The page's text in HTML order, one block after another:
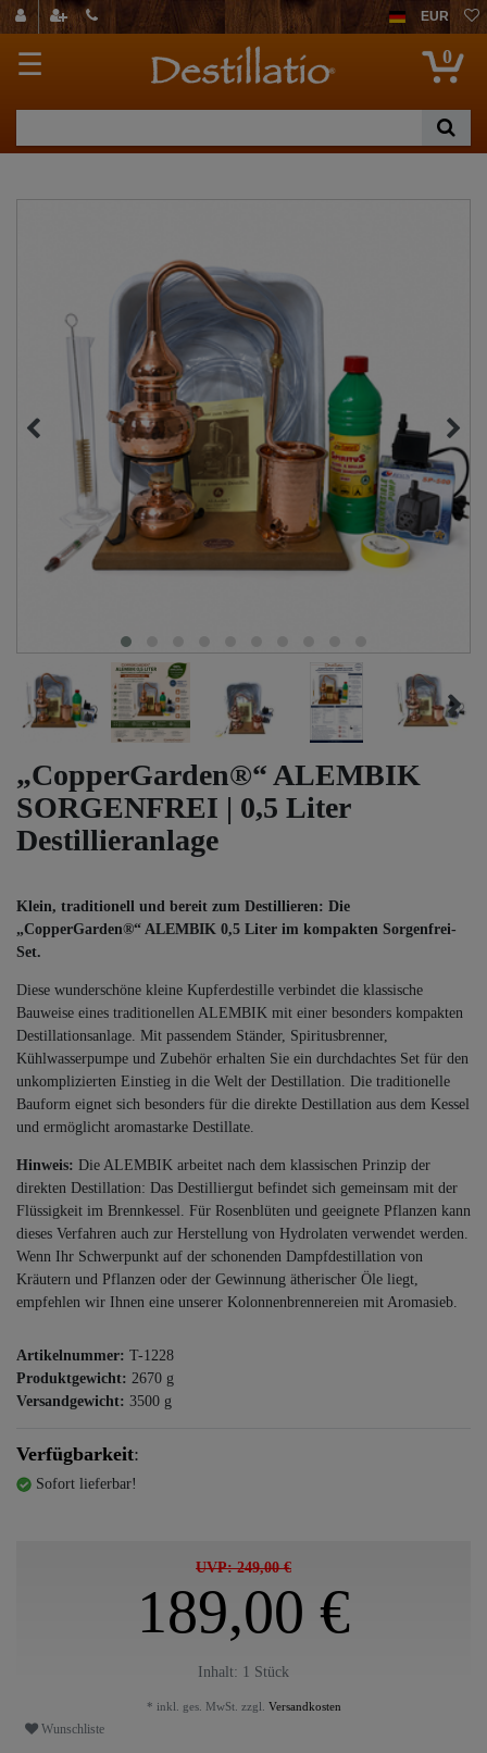
EUR
☰ 0
„CopperGarden®“ ALEMBIK
SORGENFREI | 0,5 Liter
Destillieranlage
Klein, traditionell und bereit zum Destillieren: Die
„CopperGarden®“ ALEMBIK 0,5 Liter im kompakten Sorgenfrei-
Set.
Diese wunderschöne kleine Kupferdestille verbindet die klassische
Bauweise eines traditionellen ALEMBIK mit einer besonders kompakten
Destillationsanlage. Mit passendem Ständer, Spiritusbrenner,
Kühlwasserpumpe und Zubehör erhalten Sie ein durchdachtes Set für den
unkomplizierten Einstieg in die Welt der Destillation. Die traditionelle
Bauform eignet sich besonders für die direkte Destillation aus dem Kessel
und ermöglicht aromastarke Destillate.
Hinweis: Die ALEMBIK arbeitet nach dem klassischen Prinzip der
direkten Destillation: Das Destilliergut befindet sich gemeinsam mit der
Flüssigkeit im Brennkessel. Für Rosenblüten und geeignete Pflanzen kann
dieses Verfahren auch zur Herstellung von Hydrolaten verwendet werden.
Wenn Ihr Schwerpunkt auf der schonenden Dampfdestillation von
Kräutern und Pflanzen oder der Gewinnung ätherischer Öle liegt,
empfehlen wir Ihnen eine unserer Kolonnenbrennereien mit Aromasieb.
Artikelnummer: T-1228
Produktgewicht: 2670 g
Versandgewicht: 3500 g
Verfügbarkeit:
Sofort lieferbar!
UVP: 249,00 €
189,00 €
Inhalt: 1 Stück
* inkl. ges. MwSt. zzgl. Versandkosten
Wunschliste